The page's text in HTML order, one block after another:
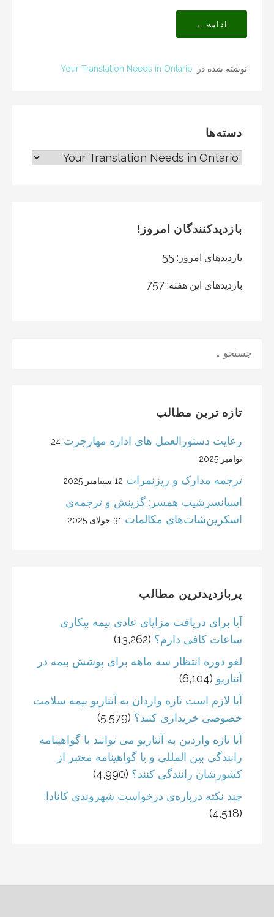
ادامه ←
نوشته شده در: Your Translation Needs in Ontario
دسته‌ها
دسته‌ها
بازدیدکنندگان امروز!
بازدیدهای امروز: 55
بازدیدهای این هفته: 757
تازه ترین مطالب
رعایت دستورالعمل های اداره مهارجرت 24
نوامبر 2025
ترجمه مدارک و ریزنمرات 12 سپتامبر 2025
اسپانسرشیپ همسر: گزینش و ترجمه‌ی
اسکرین‌شات‌های مکالمات 31 جولای 2025
پربازدیدترین مطالب
آیا برای دریافت مزایای عادی بیمه بیکاری
ساعات کافی دارم؟ (13,262)
لغو دوره انتظار سه ماهه برای پوشش بیمه در
آنتاریو (6,104)
آیا لازم است تازه واردان به آنتاریو بیمه سلامت
خصوصی خریداری کنند؟ (5,579)
آیا تازه واردین به آنتاریو می توانند با گواهینامه
رانندگی بین المللی و یا گواهینامه معتبر از
کشورشان رانندگی کنند؟ (4,990)
چند نکته درباره‌ی درخواست شهروندی کانادا:
(4,518)